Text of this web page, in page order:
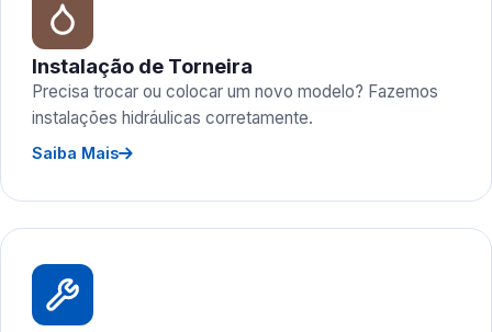
Instalação de Torneira
Precisa trocar ou colocar um novo modelo? Fazemos
instalações hidráulicas corretamente.
Saiba Mais